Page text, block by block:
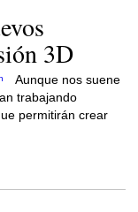
3D
Aunque nos suene
trabajando
permitirán crear